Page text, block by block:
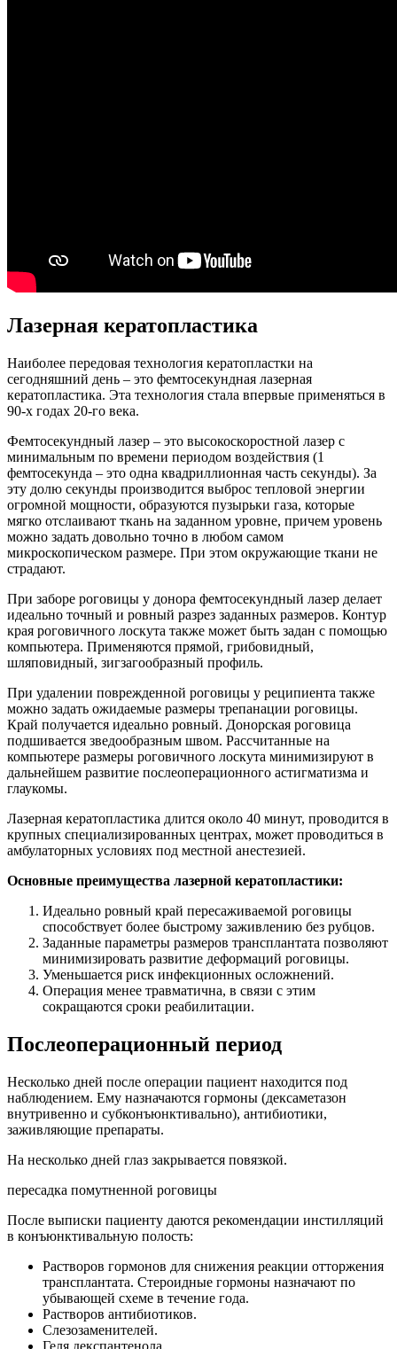
Лазерная кератопластика
Наиболее передовая технология кератопластки на
сегодняшний день – это фемтосекундная лазерная
кератопластика. Эта технология стала впервые применяться в
90-х годах 20-го века.
Фемтосекундный лазер – это высокоскоростной лазер с
минимальным по времени периодом воздействия (1
фемтосекунда – это одна квадриллионная часть секунды). За
эту долю секунды производится выброс тепловой энергии
огромной мощности, образуются пузырьки газа, которые
мягко отслаивают ткань на заданном уровне, причем уровень
можно задать довольно точно в любом самом
микроскопическом размере. При этом окружающие ткани не
страдают.
При заборе роговицы у донора фемтосекундный лазер делает
идеально точный и ровный разрез заданных размеров. Контур
края роговичного лоскута также может быть задан с помощью
компьютера. Применяются прямой, грибовидный,
шляповидный, зигзагообразный профиль.
При удалении поврежденной роговицы у реципиента также
можно задать ожидаемые размеры трепанации роговицы.
Край получается идеально ровный. Донорская роговица
подшивается зведообразным швом. Рассчитанные на
компьютере размеры роговичного лоскута минимизируют в
дальнейшем развитие послеоперационного астигматизма и
глаукомы.
Лазерная кератопластика длится около 40 минут, проводится в
крупных специализированных центрах, может проводиться в
амбулаторных условиях под местной анестезией.
Основные преимущества лазерной кератопластики:
Идеально ровный край пересаживаемой роговицы
способствует более быстрому заживлению без рубцов.
Заданные параметры размеров трансплантата позволяют
минимизировать развитие деформаций роговицы.
Уменьшается риск инфекционных осложнений.
Операция менее травматична, в связи с этим
сокращаются сроки реабилитации.
Послеоперационный период
Несколько дней после операции пациент находится под
наблюдением. Ему назначаются гормоны (дексаметазон
внутривенно и субконъюнктивально), антибиотики,
заживляющие препараты.
На несколько дней глаз закрывается повязкой.
пересадка помутненной роговицы
После выписки пациенту даются рекомендации инстилляций
в конъюнктивальную полость:
Растворов гормонов для снижения реакции отторжения
трансплантата. Стероидные гормоны назначают по
убывающей схеме в течение года.
Растворов антибиотиков.
Слезозаменителей.
Геля декспантенола.